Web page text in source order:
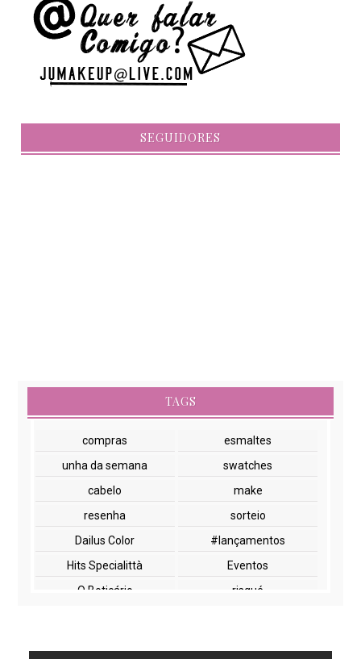
SEGUIDORES
TAGS
compras
esmaltes
unha da semana
swatches
cabelo
make
resenha
sorteio
Dailus Color
#lançamentos
Hits Specialittà
Eventos
O Boticário
risqué